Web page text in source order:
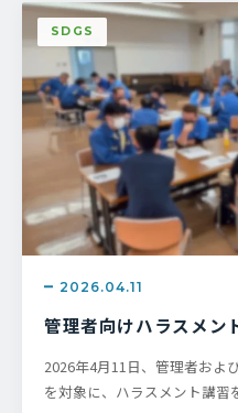
SDGS
2026.04.11
管理者向けハラスメン
2026年4月11日、管理者およ
を対象に、ハラスメント講